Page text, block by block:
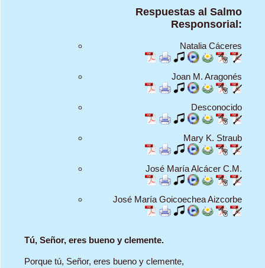
Respuestas al Salmo
Responsorial:
Natalia Cáceres
Joan M. Aragonés
Desconocido
Mary K. Straub
José María Alcácer C.M.
José María Goicoechea Aizcorbe
Tú, Señor, eres bueno y clemente.
Porque tú, Señor, eres bueno y clemente,